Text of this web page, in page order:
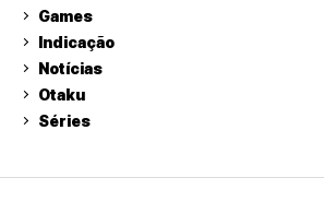
Games
Indicação
Notícias
Otaku
Séries